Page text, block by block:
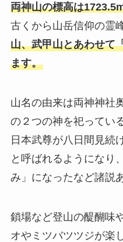
両神山の標高は
古くから山岳信仰の霊
山、武甲山とあわせて
ます。
山名の由来は両神神社
の２つの神を祀ってい
日本武尊が八日間見続
と呼ばれるようになり
み」になったなど諸説
鎖場など登山の醍醐味
オやミツバツツジが楽